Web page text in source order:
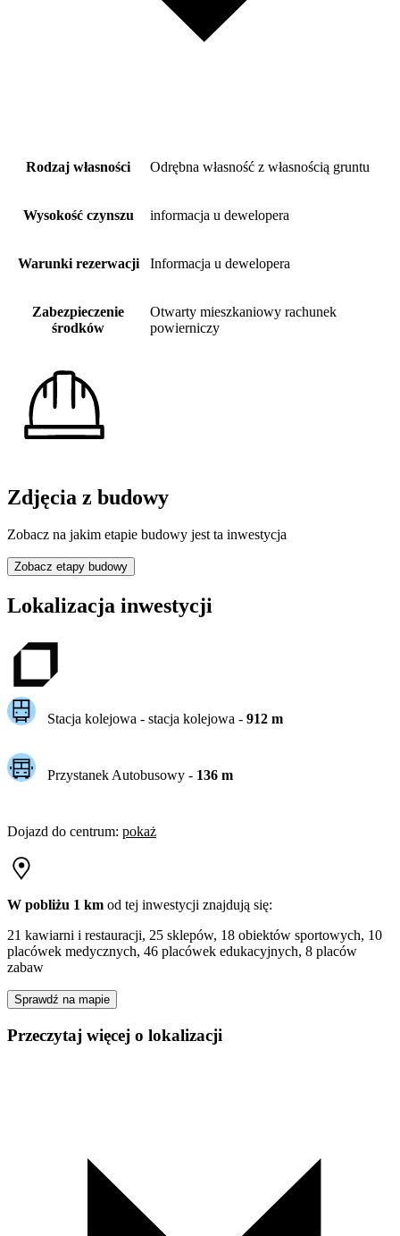
Rodzaj własności Odrębna własność z własnością gruntu
Wysokość czynszu informacja u dewelopera
Warunki rezerwacji Informacja u dewelopera
Zabezpieczenie
środków
Otwarty mieszkaniowy rachunek
powierniczy
Zdjęcia z budowy
Zobacz na jakim etapie budowy jest ta inwestycja
Zobacz etapy budowy
Lokalizacja inwestycji
Stacja kolejowa - stacja kolejowa - 912m
Przystanek Autobusowy - 136m
Dojazd do centrum: pokaż
W pobliżu 1 km od tej inwestycji znajdują się:
21 kawiarni i restauracji, 25 sklepów, 18 obiektów sportowych, 10
placówek medycznych, 46 placówek edukacyjnych, 8 placów
zabaw
Sprawdź na mapie
Przeczytaj więcej o lokalizacji